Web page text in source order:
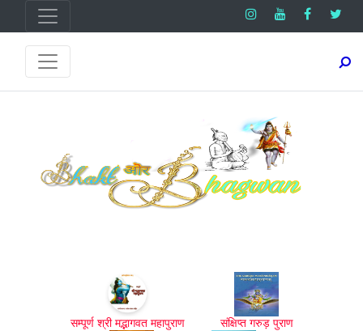
सम्पूर्ण श्री मद्भागवत महापुराण संक्षिप्त गरुड़ पुराण